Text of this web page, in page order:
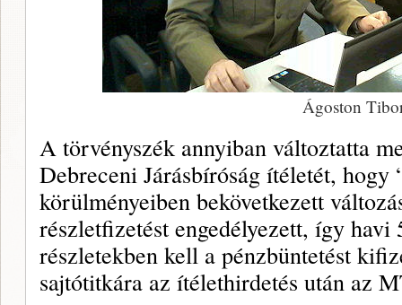
Ágoston
A törvényszék annyiban változtatta
Debreceni Járásbíróság ítéletét, hogy
körülményeiben bekövetkezett
részletfizetést engedélyezett, így havi
részletekben kell a pénzbüntetést
sajtótitkára az ítélethirdetés után az